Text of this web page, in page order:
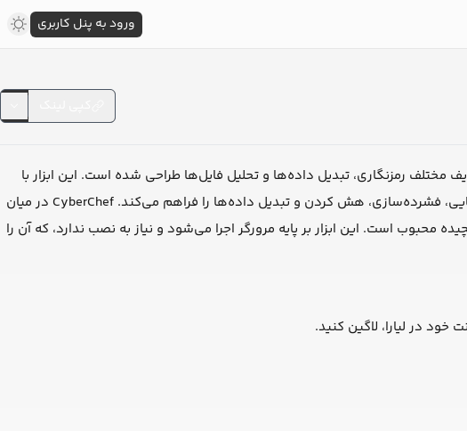
مختلف رمزنگاری، تبدیل داده‌ها و تحلیل فایل‌ها طراحی شده است. این ابزار با
رابط کاربری ساده و Drag and Drop، امکان انجام عملیات‌هایی مثل رمزگذاری، رمزگشایی، فشرده‌سازی، هش کردن و تبدیل داده‌ها را فراهم می‌کند. CyberChef در میان
است. این ابزار بر پایه مرورگر اجرا می‌شود و نیاز به نصب ندارد، که آن را
خود در لیارا، لاگین کنید.
ورود به پنل کاربری